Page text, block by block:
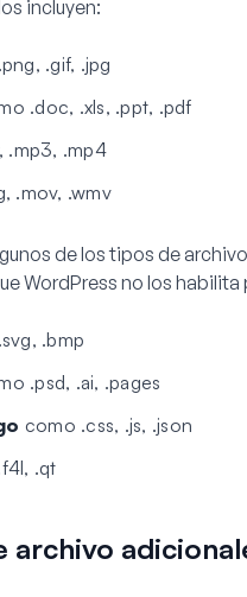
incluyen:
.gif, .jpg
.doc, .xls, .ppt, .pdf
.mp3, .mp4
.mov, .wmv
de los tipos de
WordPress no los
.bmp
.psd, .ai, .pages
como .css, .js, .json
.qt
archivo